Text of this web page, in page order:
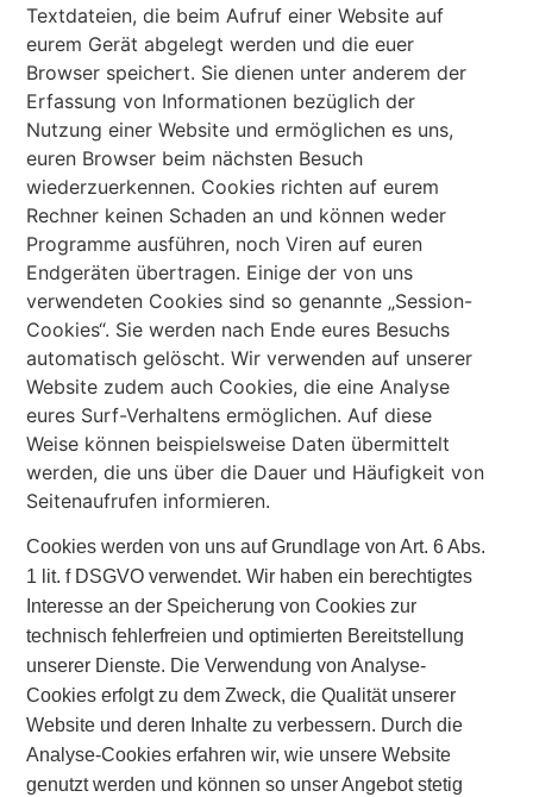
Textdateien, die beim Aufruf einer Website auf
eurem Gerät abgelegt werden und die euer
Browser speichert. Sie dienen unter anderem der
Erfassung von Informationen bezüglich der
Nutzung einer Website und ermöglichen es uns,
euren Browser beim nächsten Besuch
wiederzuerkennen. Cookies richten auf eurem
Rechner keinen Schaden an und können weder
Programme ausführen, noch Viren auf euren
Endgeräten übertragen. Einige der von uns
verwendeten Cookies sind so genannte „Session-
Cookies“. Sie werden nach Ende eures Besuchs
automatisch gelöscht. Wir verwenden auf unserer
Website zudem auch Cookies, die eine Analyse
eures Surf-Verhaltens ermöglichen. Auf diese
Weise können beispielsweise Daten übermittelt
werden, die uns über die Dauer und Häufigkeit von
Seitenaufrufen informieren.
Cookies werden von uns auf Grundlage von Art. 6 Abs.
1 lit. f DSGVO verwendet. Wir haben ein berechtigtes
Interesse an der Speicherung von Cookies zur
technisch fehlerfreien und optimierten Bereitstellung
unserer Dienste. Die Verwendung von Analyse-
Cookies erfolgt zu dem Zweck, die Qualität unserer
Website und deren Inhalte zu verbessern. Durch die
Analyse-Cookies erfahren wir, wie unsere Website
genutzt werden und können so unser Angebot stetig